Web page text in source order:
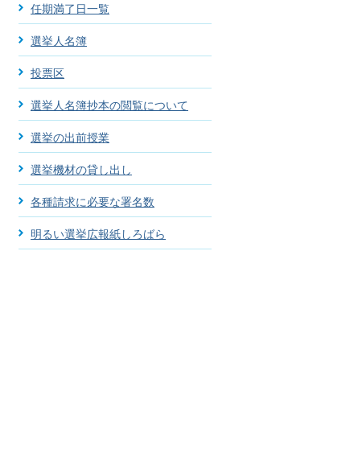
任期満了日一覧
選挙人名簿
投票区
選挙人名簿抄本の閲覧について
選挙の出前授業
選挙機材の貸し出し
各種請求に必要な署名数
明るい選挙広報紙しろばら